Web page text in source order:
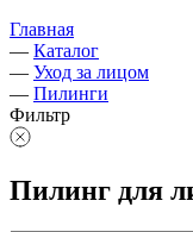
Главная
— Каталог
— Уход за лицом
— Пилинги
Фильтр
Пилинг для